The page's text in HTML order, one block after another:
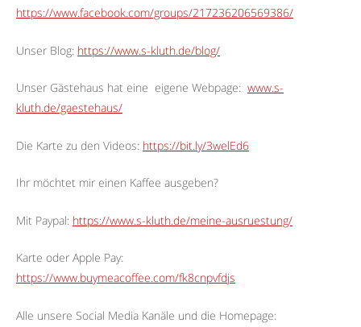
https://www.facebook.com/groups/217236206569386/
Unser Blog: https://www.s-kluth.de/blog/
Unser Gästehaus hat eine eigene Webpage: www.s-
kluth.de/gaestehaus/
Die Karte zu den Videos: https://bit.ly/3welEd6
Ihr möchtet mir einen Kaffee ausgeben?
Mit Paypal: https://www.s-kluth.de/meine-ausruestung/
Karte oder Apple Pay:
https://www.buymeacoffee.com/fk8cnpvfdjs
Alle unsere Social Media Kanäle und die Homepage: